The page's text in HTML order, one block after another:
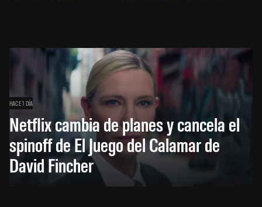
HACE 1 DÍA
Netflix cambia de planes y cancela el
spinoff de El Juego del Calamar de
David Fincher